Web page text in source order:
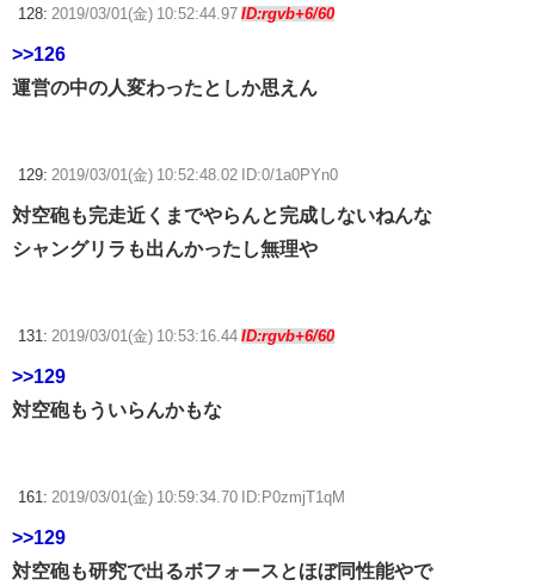
128: 2019/03/01(金) 10:52:44.97 ID:rgvb+6/60
>>126
運営の中の人変わったとしか思えん
129: 2019/03/01(金) 10:52:48.02 ID:0/1a0PYn0
対空砲も完走近くまでやらんと完成しないねんな
シャングリラも出んかったし無理や
131: 2019/03/01(金) 10:53:16.44 ID:rgvb+6/60
>>129
対空砲もういらんかもな
161: 2019/03/01(金) 10:59:34.70 ID:P0zmjT1qM
>>129
対空砲も研究で出るボフォースとほぼ同性能やで